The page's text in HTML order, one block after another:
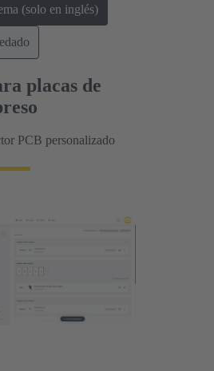
(solo en inglés)
placas de
PCB personalizado